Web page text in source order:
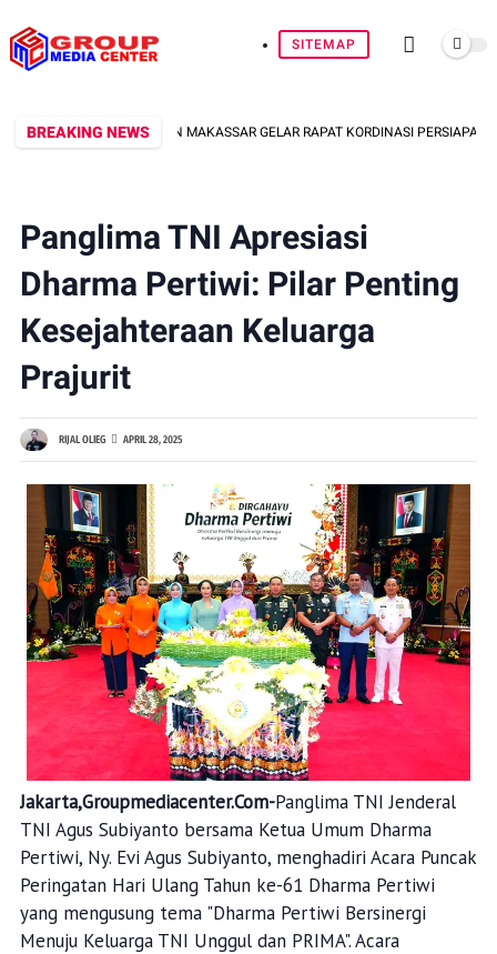
SITEMAP
BREAKING NEWS
SE-KECAMATAN MAKASSAR GELAR RAPAT KORDINASI PERSIAPAN HUT KE-
Panglima TNI Apresiasi
Dharma Pertiwi: Pilar Penting
Kesejahteraan Keluarga
Prajurit
RIJAL OLIEG APRIL 28, 2025
Jakarta,Groupmediacenter.Com-Panglima TNI Jenderal
TNI Agus Subiyanto bersama Ketua Umum Dharma
Pertiwi, Ny. Evi Agus Subiyanto, menghadiri Acara Puncak
Peringatan Hari Ulang Tahun ke-61 Dharma Pertiwi
yang mengusung tema "Dharma Pertiwi Bersinergi
Menuju Keluarga TNI Unggul dan PRIMA". Acara